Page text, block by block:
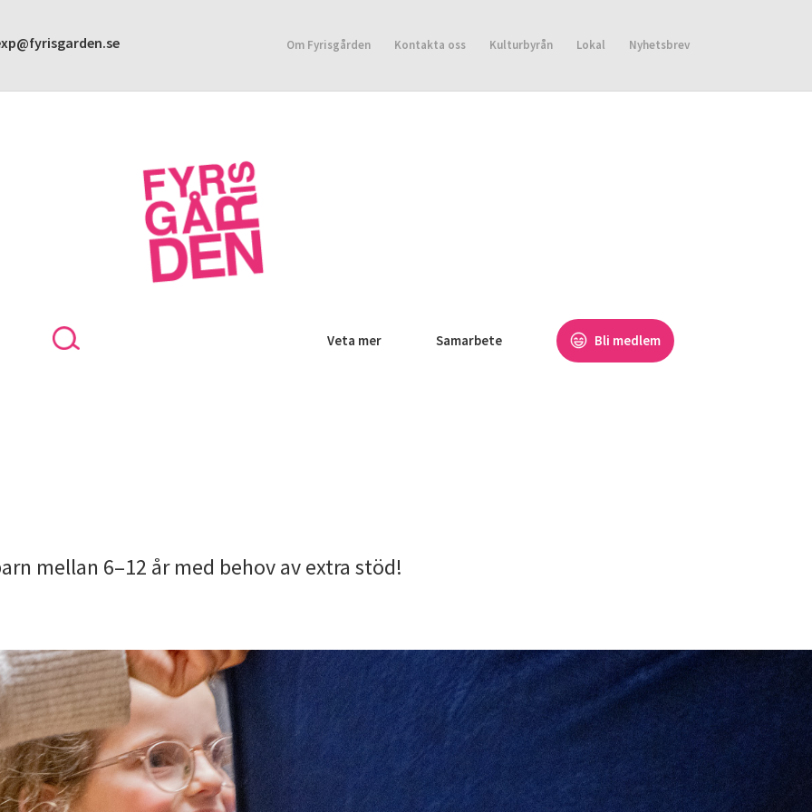
Om Fyrisgården Kontakta oss Kulturbyrån Lokal Nyhetsbrev
Veta mer Samarbete Bli medlem
mellan 6–12 år med behov av extra stöd!